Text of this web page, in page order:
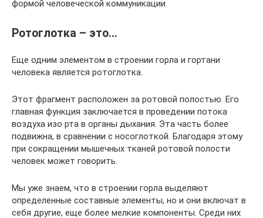
формой человеческой коммуникации.
Ротоглотка – это…
Еще одним элементом в строении горла и гортани
человека является ротоглотка.
Этот фрагмент расположен за ротовой полостью. Его
главная функция заключается в проведении потока
воздуха изо рта в органы дыхания. Эта часть более
подвижна, в сравнении с носоглоткой. Благодаря этому
при сокращении мышечных тканей ротовой полости
человек может говорить.
Мы уже знаем, что в строении горла выделяют
определенные составные элементы, но и они включат в
себя другие, еще более мелкие компоненты. Среди них